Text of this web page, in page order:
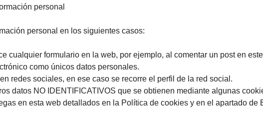
personal
personal en los siguientes casos:
cualquier formulario en la web, por ejemplo, al comentar un post en
como únicos datos personales.
redes sociales, en ese caso se recorre el perfil de la red social.
datos NO IDENTIFICATIVOS que se obtienen mediante algunas
en esta web detallados en la Política de cookies y en el apartado de